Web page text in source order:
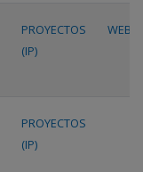
PROYECTOS
(IP)
WEB
PROYECTOS
(IP)